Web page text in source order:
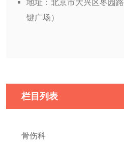
地址：北京市大兴区枣园
键广场）
栏目列表
骨伤科